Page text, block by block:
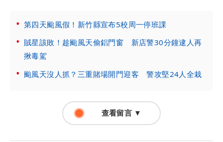
第四天颱風假！新竹縣宣布5校周一停班課
賊星該敗！趁颱風天偷鋁門窗 新店警30分鐘逮人再
揪毒駕
颱風天沒人抓？三重賭場開門迎客 警攻堅24人全栽
查看留言 ▼